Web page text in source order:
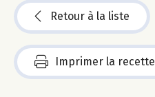
Retour à la liste
Imprimer la recette